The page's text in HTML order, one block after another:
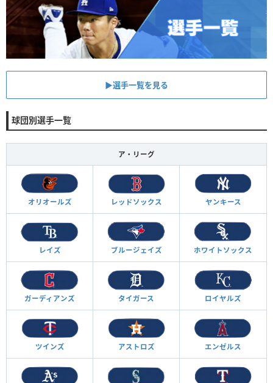
▶︎選手一覧を見る
球団別選手一覧
ア・リーグ
オリオールズ レッドソックス ヤンキース
レイズ ブルージェイズ ホワイトソックス
ガーディアンズ タイガース ロイヤルズ
ツインズ アストロズ エンゼルス